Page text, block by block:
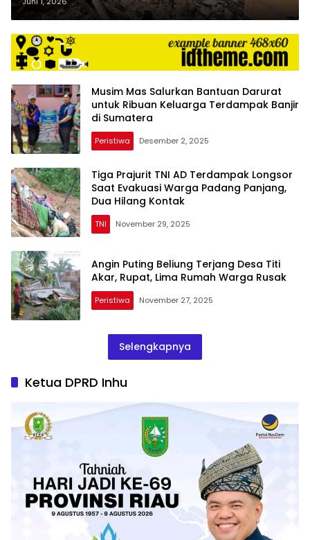
Musim Mas Salurkan Bantuan Darurat
untuk Ribuan Keluarga Terdampak Banjir
di Sumatera
Peristiwa Desember 2, 2025
Tiga Prajurit TNI AD Terdampak Longsor
Saat Evakuasi Warga Padang Panjang,
Dua Hilang Kontak
TNI November 29, 2025
Angin Puting Beliung Terjang Desa Titi
Akar, Rupat, Lima Rumah Warga Rusak
Peristiwa November 27, 2025
Selengkapnya
Ketua DPRD Inhu